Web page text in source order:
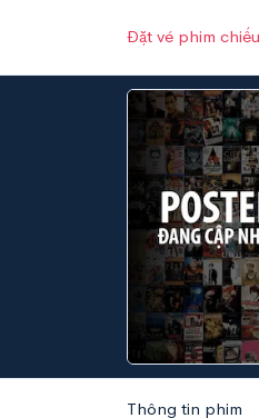
Đặt vé phim
Thông tin phim